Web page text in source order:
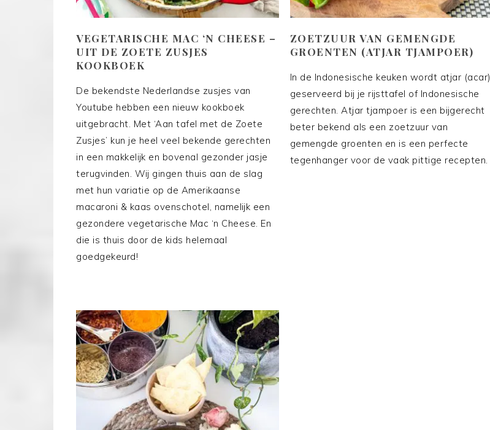
VEGETARISCHE MAC ‘N CHEESE –
UIT DE ZOETE ZUSJES
KOOKBOEK
De bekendste Nederlandse zusjes van
Youtube hebben een nieuw kookboek
uitgebracht. Met ‘Aan tafel met de Zoete
Zusjes’ kun je heel veel bekende gerechten
in een makkelijk en bovenal gezonder jasje
terugvinden. Wij gingen thuis aan de slag
met hun variatie op de Amerikaanse
macaroni & kaas ovenschotel, namelijk een
gezondere vegetarische Mac ‘n Cheese. En
die is thuis door de kids helemaal
goedgekeurd!
ZOETZUUR VAN GEMENGDE
GROENTEN (ATJAR TJAMPOER)
In de Indonesische keuken wordt atjar (acar)
geserveerd bij je rijsttafel of Indonesische
gerechten. Atjar tjampoer is een bijgerecht
beter bekend als een zoetzuur van
gemengde groenten en is een perfecte
tegenhanger voor de vaak pittige recepten.